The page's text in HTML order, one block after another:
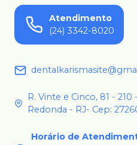
Atendimento
(24) 3342-8020
R. Vinte e Cinco, 81 -
Redonda - RJ- Cep:
Horário de